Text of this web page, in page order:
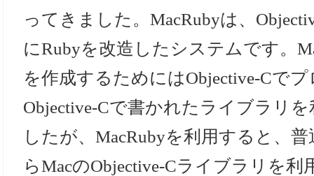
ってきました。MacRubyは、
にRubyを改造したシステムです。
を作成するためにはObjective-Cで
Objective-Cで書かれたライブラリ
したが、MacRubyを利用すると、
らMacのObjective-Cライブラリを